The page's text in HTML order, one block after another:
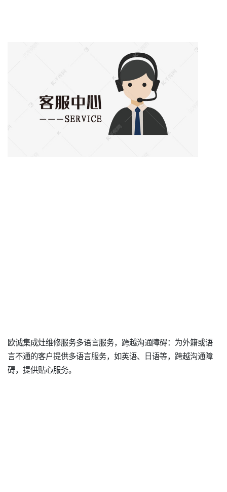
欧诚集成灶维修服务多语言服务，跨越沟通障碍：为外籍或语
言不通的客户提供多语言服务，如英语、日语等，跨越沟通障
碍，提供贴心服务。